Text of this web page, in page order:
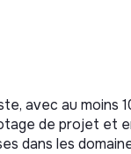
stratégie de la
avec au moins
de projet et
dans les